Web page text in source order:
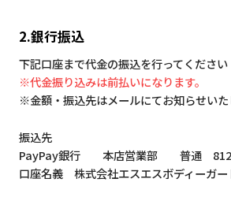
2.銀行振込
下記口座まで代金の振込を行ってください
※代金振り込みは前払いになります。
※金額・振込先はメールにてお知らせいた
振込先
PayPay銀行 本店営業部 普通
口座名義 株式会社エスエスボディー